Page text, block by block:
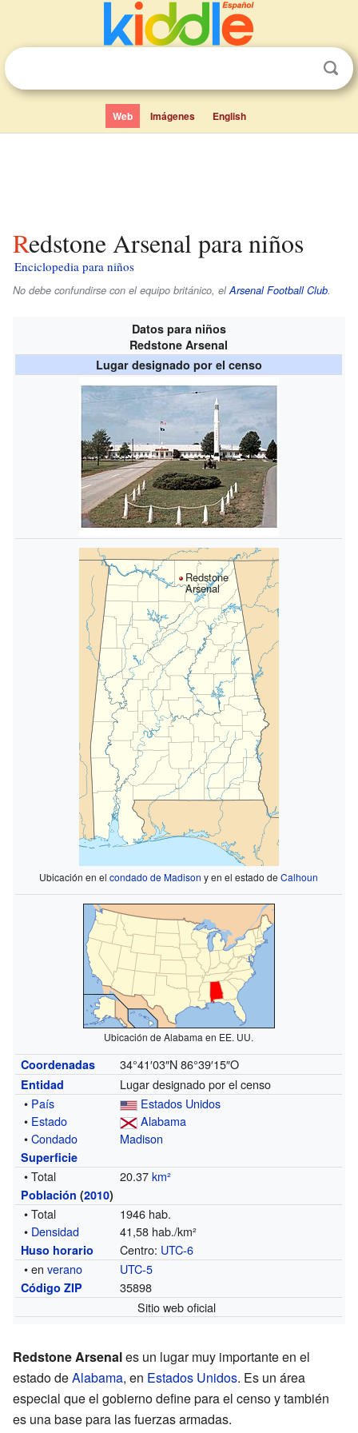
Web Imágenes English
Redstone Arsenal para niños
Enciclopedia para niños
No debe confundirse con el equipo británico, elArsenal Football Club.
Datos para niños
Redstone Arsenal
Lugar designado por el censo
Redstone
Arsenal
Ubicación en elcondado de Madison y en el estado deCalhoun
Ubicación de Alabama en EE. UU.
Coordenadas 34°41′03″N 86°39′15″O
Entidad
Lugar designado por el censo
• País
Estados Unidos
• Estado
Alabama
•Condado Madison
Superficie
• Total 20.37km²
Población (2010)
• Total
1946 hab.
• Densidad 41,58 hab./km²
Huso horario Centro: UTC-6
• enverano UTC-5
Código ZIP
35898
Sitio web oficial
Redstone Arsenales un lugar muy importante en el
estado deAlabama, en Estados Unidos. Es un área
especial que el gobierno define para el censo y también
es una base para las fuerzas armadas.